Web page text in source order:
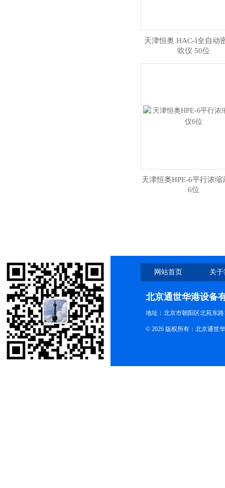
天津恒奥 HAC-I全自动
吹仪 50位
天津恒奥HPE-6平行浓缩
6位
网站首页 关
北京通世华港设备
地址：北京市朝阳区北苑东路
© 2026 版权所有：北京通世